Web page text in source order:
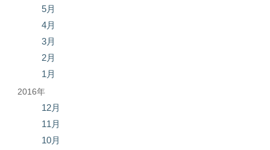
5月
4月
3月
2月
1月
2016年
12月
11月
10月